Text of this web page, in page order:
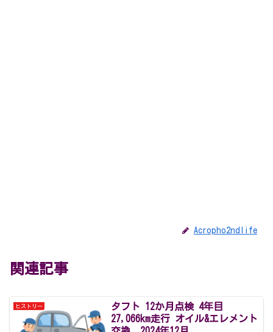
Acropho2ndlife
関連記事
ヒストリー
タフト 12か月点検 4年目
27,066km走行 オイル&エレメント